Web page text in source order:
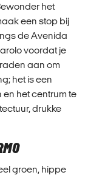
het
een stop bij
de Avenida
voordat je
aan om
het is een
het centrum te
drukke
groen, hippe